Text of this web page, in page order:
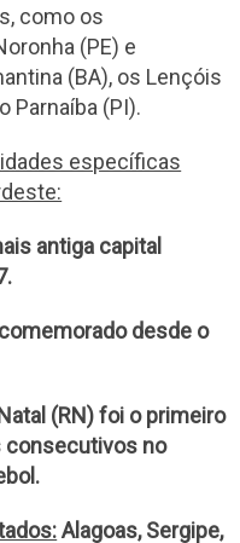
como os
(PE) e
(BA), os Lençóis
Parnaíba (PI).
específicas
antiga capital
desde o
(RN) foi o primeiro
consecutivos no
Alagoas, Sergipe,